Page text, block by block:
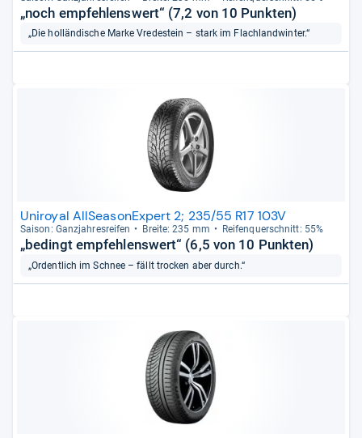
„noch empfehlenswert“ (7,2 von 10 Punkten)
„Die holländische Marke Vredestein – stark im Flachlandwinter.“
Uniroyal AllSeasonExpert 2; 235/55 R17 103V
Sai­son: Ganz­jah­res­rei­fen Breite: 235 mm Rei­fen­quer­schnitt: 55%
„bedingt empfehlenswert“ (6,5 von 10 Punkten)
„Ordentlich im Schnee – fällt trocken aber durch.“